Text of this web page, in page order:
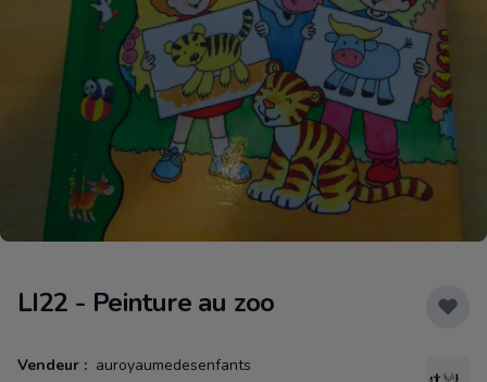
LI22 - Peinture au zoo
Vendeur : auroyaumedesenfants